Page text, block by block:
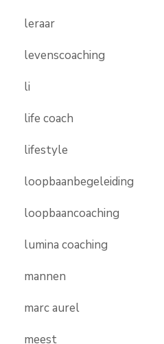
leraar
levenscoaching
li
life coach
lifestyle
loopbaanbegeleiding
loopbaancoaching
lumina coaching
mannen
marc aurel
meest